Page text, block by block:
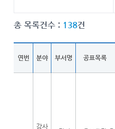
총 목록건수 : 138건
연번 분야 부서명 공표목록
감사